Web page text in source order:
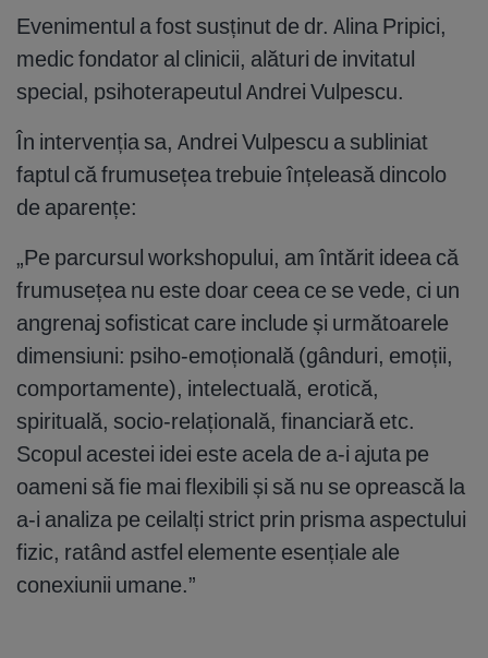
Evenimentul a fost susținut de dr. Alina Pripici,
medic fondator al clinicii, alături de invitatul
special, psihoterapeutul Andrei Vulpescu.
În intervenția sa, Andrei Vulpescu a subliniat
faptul că frumusețea trebuie înțeleasă dincolo
de aparențe:
„Pe parcursul workshopului, am întărit ideea că
frumusețea nu este doar ceea ce se vede, ci un
angrenaj sofisticat care include și următoarele
dimensiuni: psiho-emoțională (gânduri, emoții,
comportamente), intelectuală, erotică,
spirituală, socio-relațională, financiară etc.
Scopul acestei idei este acela de a-i ajuta pe
oameni să fie mai flexibili și să nu se oprească la
a-i analiza pe ceilalți strict prin prisma aspectului
fizic, ratând astfel elemente esențiale ale
conexiunii umane.”